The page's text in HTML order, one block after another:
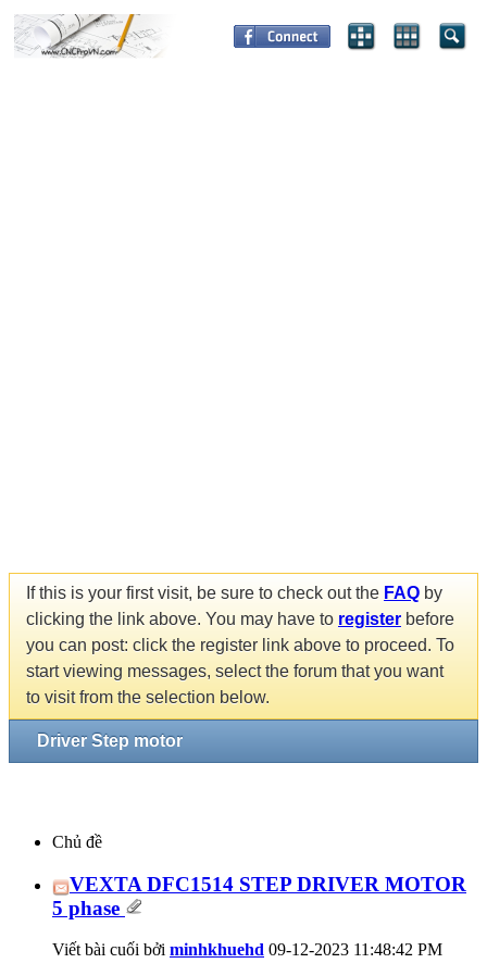
If this is your first visit, be sure to check out the FAQ by
clicking the link above. You may have to register before
you can post: click the register link above to proceed. To
start viewing messages, select the forum that you want
to visit from the selection below.
Driver Step motor
Chủ đề
VEXTA DFC1514 STEP DRIVER MOTOR
5 phase
Viết bài cuối bởi minhkhuehd 09-12-2023 11:48:42 PM